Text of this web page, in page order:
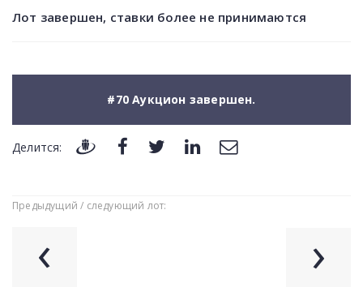
Лот завершен, ставки более не принимаются
#70 Аукцион завершен.
Делится:
Предыдущий / следующий лот:
‹ ›